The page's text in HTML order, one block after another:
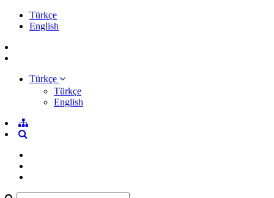
Türkçe
English
Türkçe
Türkçe
English